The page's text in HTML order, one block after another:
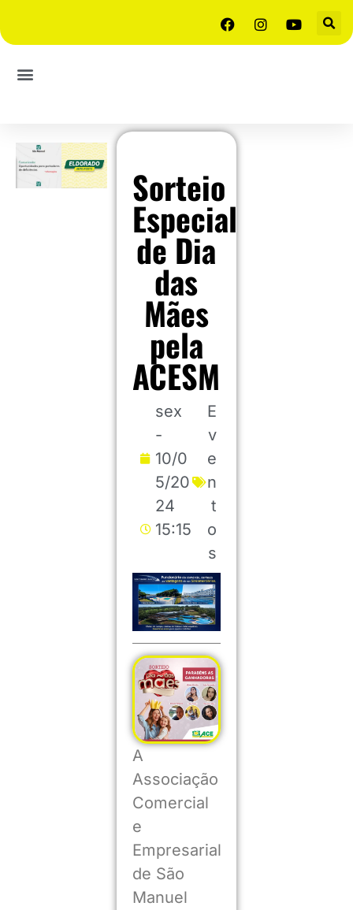
Sorteio
Especial
de Dia
das
Mães
pela
ACESM
sex
-
10/0
5/20
24
15:15
E
v
e
n
t
o
s
A
Associação
Comercial
e
Empresarial
de São
Manuel